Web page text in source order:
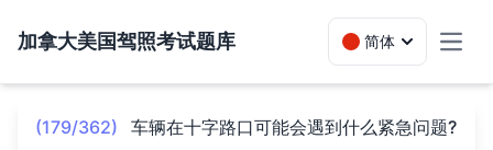
加拿大美国驾照考试题库 简体
(179/362) 车辆在十字路口可能会遇到什么紧急问题?